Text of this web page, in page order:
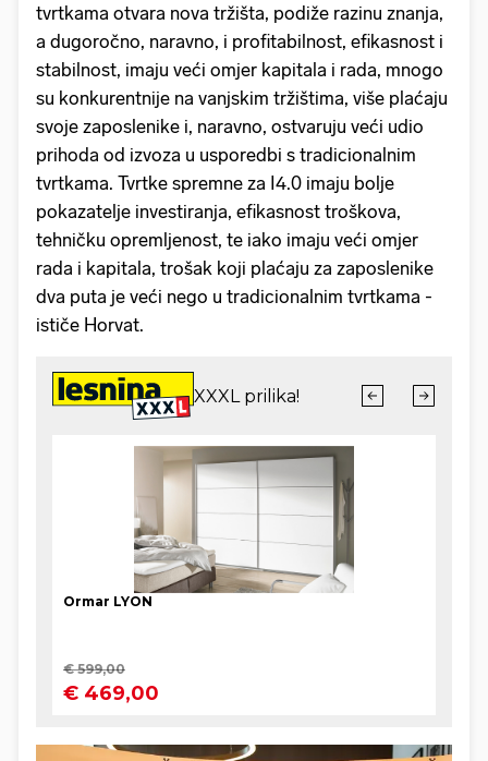
tvrtkama otvara nova tržišta, podiže razinu znanja,
a dugoročno, naravno, i profitabilnost, efikasnost i
stabilnost, imaju veći omjer kapitala i rada, mnogo
su konkurentnije na vanjskim tržištima, više plaćaju
svoje zaposlenike i, naravno, ostvaruju veći udio
prihoda od izvoza u usporedbi s tradicionalnim
tvrtkama. Tvrtke spremne za I4.0 imaju bolje
pokazatelje investiranja, efikasnost troškova,
tehničku opremljenost, te iako imaju veći omjer
rada i kapitala, trošak koji plaćaju za zaposlenike
dva puta je veći nego u tradicionalnim tvrtkama -
ističe Horvat.